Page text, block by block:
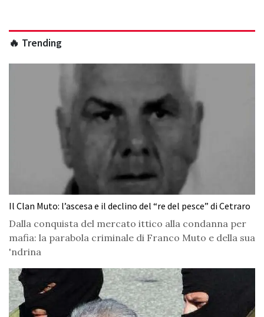
🔥 Trending
Il Clan Muto: l’ascesa e il declino del “re del pesce” di Cetraro
Dalla conquista del mercato ittico alla condanna per
mafia: la parabola criminale di Franco Muto e della sua
'ndrina